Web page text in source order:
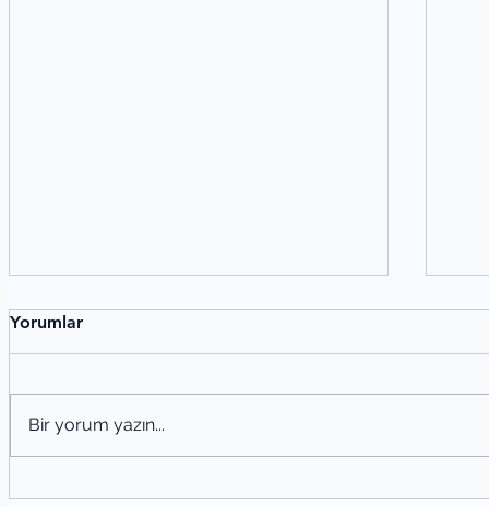
Yorumlar
Bir yorum yazın...